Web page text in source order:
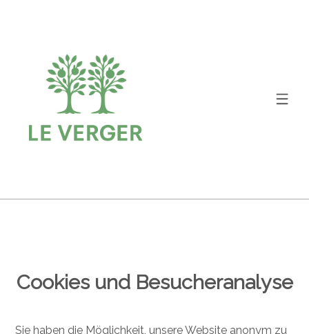
Cookies und Besucheranalyse
Sie haben die Möglichkeit, unsere Website anonym zu